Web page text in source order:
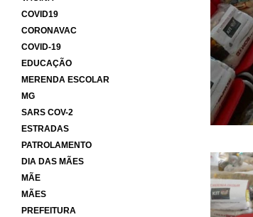
COVID19
CORONAVAC
COVID-19
EDUCAÇÃO
MERENDA ESCOLAR
MG
SARS COV-2
ESTRADAS
PATROLAMENTO
DIA DAS MÃES
MÃE
MÃES
PREFEITURA